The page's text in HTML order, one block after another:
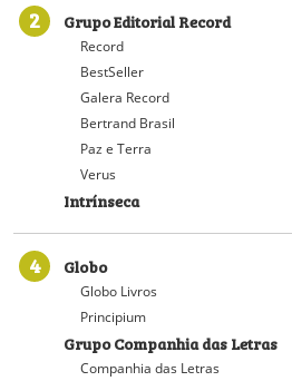
2 Grupo Editorial Record
Record
BestSeller
Galera Record
Bertrand Brasil
Paz e Terra
Verus
Intrínseca
4 Globo
Globo Livros
Principium
Grupo Companhia das Letras
Companhia das Letras